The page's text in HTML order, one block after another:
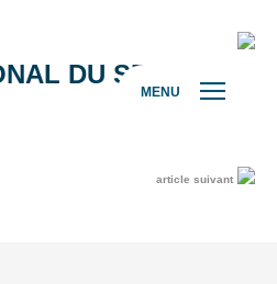
MENU
DU SPORT
article suivant